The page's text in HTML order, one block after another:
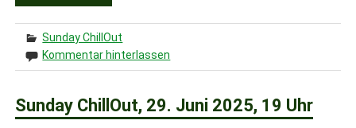
Sunday ChillOut
Kommentar hinterlassen
Sunday ChillOut, 29. Juni 2025, 19 Uhr